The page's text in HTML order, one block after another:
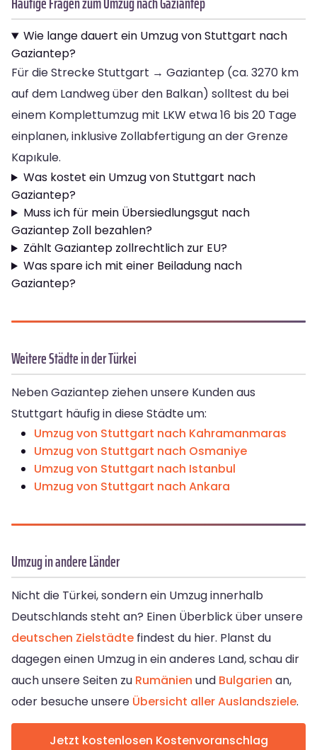
Wie lange dauert ein Umzug von Stuttgart nach
Gaziantep?
Für die Strecke Stuttgart → Gaziantep (ca. 3270 km
auf dem Landweg über den Balkan) solltest du bei
einem Komplettumzug mit LKW etwa 16 bis 20 Tage
einplanen, inklusive Zollabfertigung an der Grenze
Kapıkule.
Was kostet ein Umzug von Stuttgart nach
Gaziantep?
Muss ich für mein Übersiedlungsgut nach
Gaziantep Zoll bezahlen?
Zählt Gaziantep zollrechtlich zur EU?
Was spare ich mit einer Beiladung nach
Gaziantep?
Weitere Städte in der Türkei
Neben Gaziantep ziehen unsere Kunden aus
Stuttgart häufig in diese Städte um:
Umzug von Stuttgart nach Kahramanmaras
Umzug von Stuttgart nach Osmaniye
Umzug von Stuttgart nach Istanbul
Umzug von Stuttgart nach Ankara
Umzug in andere Länder
Nicht die Türkei, sondern ein Umzug innerhalb
Deutschlands steht an? Einen Überblick über unsere
deutschen Zielstädte findest du hier. Planst du
dagegen einen Umzug in ein anderes Land, schau dir
auch unsere Seiten zu Rumänien und Bulgarien an,
oder besuche unsere Übersicht aller Auslandsziele.
Jetzt kostenlosen Kostenvoranschlag